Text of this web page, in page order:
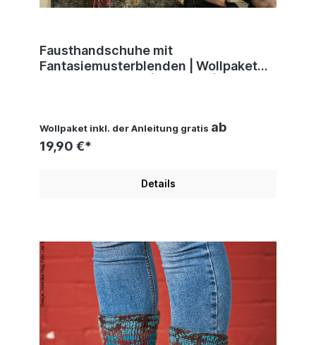
Fausthandschuhe mit
Fantasiemusterblenden | Wollpaket
Wollpaket inkl. der Anleitung gratis ab
19,90 €*
Details